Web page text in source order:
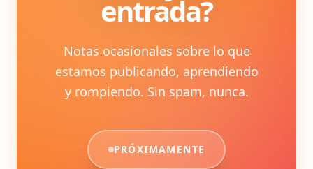
entrada?
Notas ocasionales sobre lo que
estamos publicando, aprendiendo
y rompiendo. Sin spam, nunca.
PRÓXIMAMENTE